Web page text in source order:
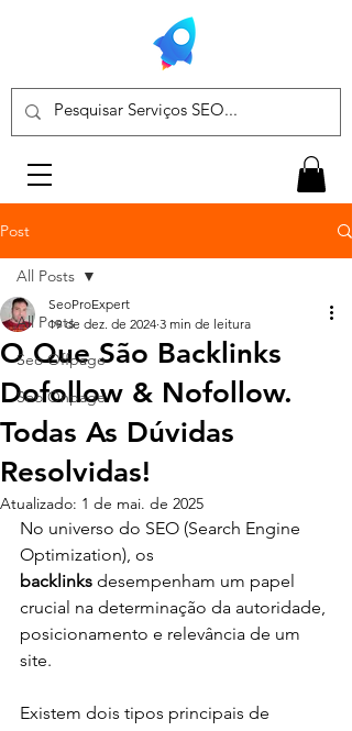
Post
All Posts
Seo Offpage
Seo Onpage
All Posts
O Que São Backlinks
Dofollow & Nofollow.
Todas As Dúvidas
Resolvidas!
SeoProExpert
19 de dez. de 2024 3 min de leitura
Atualizado: 1 de mai. de 2025
No universo do SEO (Search Engine
Optimization), os
backlinks desempenham um papel
crucial na determinação da autoridade,
posicionamento e relevância de um
site.
Existem dois tipos principais de